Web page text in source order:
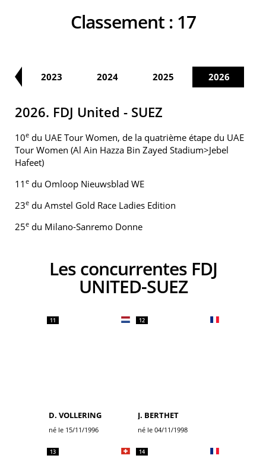
Classement : 17
2023 2024 2025 2026
2026. FDJ United - SUEZ
10e du UAE Tour Women, de la quatrième étape du UAE
Tour Women (Al Ain Hazza Bin Zayed Stadium>Jebel
Hafeet)
11 e du Omloop Nieuwsblad WE
23e du Amstel Gold Race Ladies Edition
25e du Milano-Sanremo Donne
Les concurrentes FDJ
UNITED-SUEZ
11
D. VOLLERING
né le 15/11/1996
12
J. BERTHET
né le 04/11/1998
13 14